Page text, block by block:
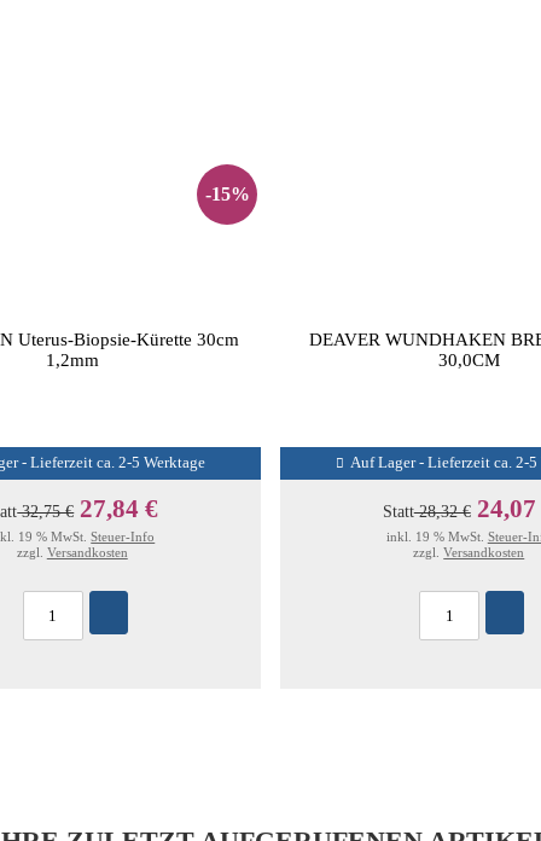
-15%
Uterus-Biopsie-Kürette 30cm
1,2mm
- Lieferzeit ca. 2-5 Werktage
32,75 € 27,84 €
19 % MwSt.Steuer-Info
zzgl. Versandkosten
DEAVER WUNDHAKEN
30,0CM
Auf Lager - Lieferzeit ca. 2-5
Statt28,32 € 24,07
inkl. 19 % MwSt. Steuer-
zzgl.Versandkosten